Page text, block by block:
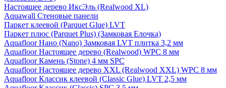
Настоящее дерево ИксЭль (Realwood XL)
Aquawall Стеновые панели
Паркет клеевой (Parquet Glue) LVT
Паркет плюс (Parquet Plus) (Замковая Елочка)
Aquafloor Нано (Nano) Замковая LVT плитка 3,2 мм
Aquafloor Настоящее дерево (Realwood) WPC 8 мм
Aquafloor Камень (Stone) 4 мм SPC
Aquafloor Настоящее дерево XXL (Realwood XXL) WPC 8 мм
Aquafloor Классик клеевой (Classic Glue) LVT 2,5 мм